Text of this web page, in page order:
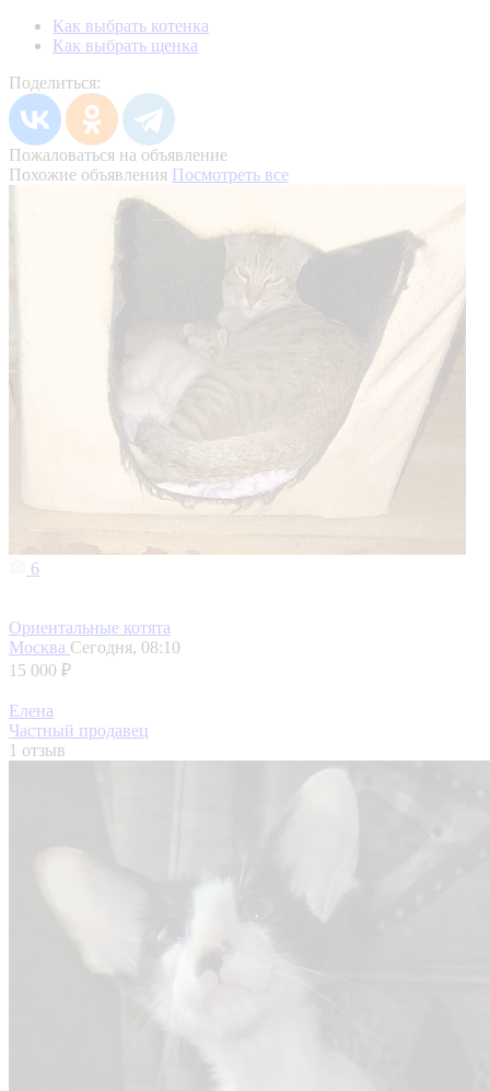
Как выбрать котенка
Как выбрать щенка
Поделиться:
Пожаловаться на объявление
Похожие объявления Посмотреть все
6
Ориентальные котята
Москва Сегодня, 08:10
15 000 ₽
Елена
Частный продавец
1 отзыв